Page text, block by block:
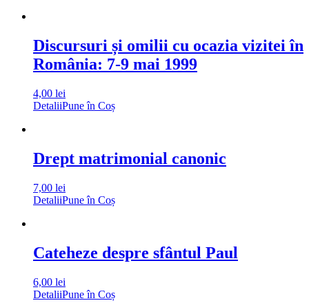
Discursuri și omilii cu ocazia vizitei în
România: 7-9 mai 1999
4,00 lei
DetaliiPune în Coș
Drept matrimonial canonic
7,00 lei
DetaliiPune în Coș
Cateheze despre sfântul Paul
6,00 lei
DetaliiPune în Coș